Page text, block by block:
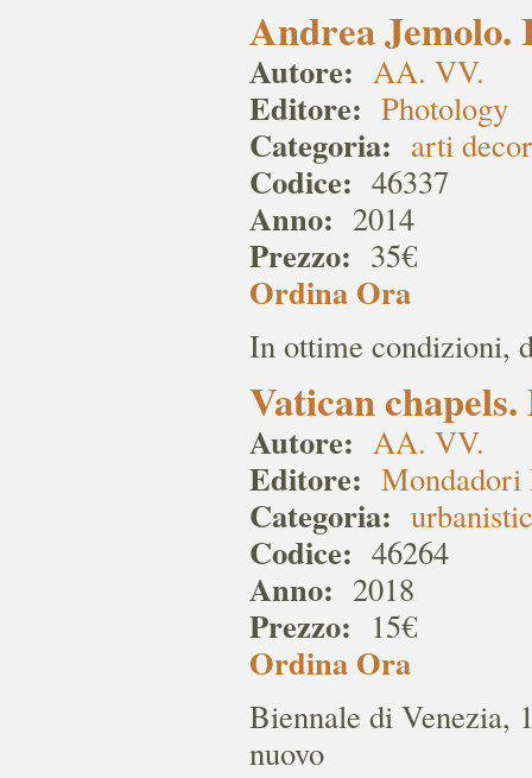
Andrea
Autore: AA. VV.
Editore: Photology
Categoria: arti
Codice: 46337
Anno: 2014
Prezzo: 35€
Ordina Ora
In ottime condizioni,
Vatican chapels.
Autore: AA. VV.
Editore: Mondadori
Categoria:
Codice: 46264
Anno: 2018
Prezzo: 15€
Ordina Ora
Biennale di Venezia,
nuovo